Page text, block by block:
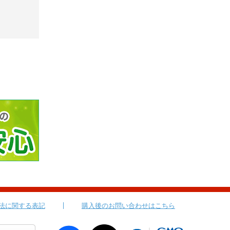
に関する表記 購入後のお問い合わせはこちら